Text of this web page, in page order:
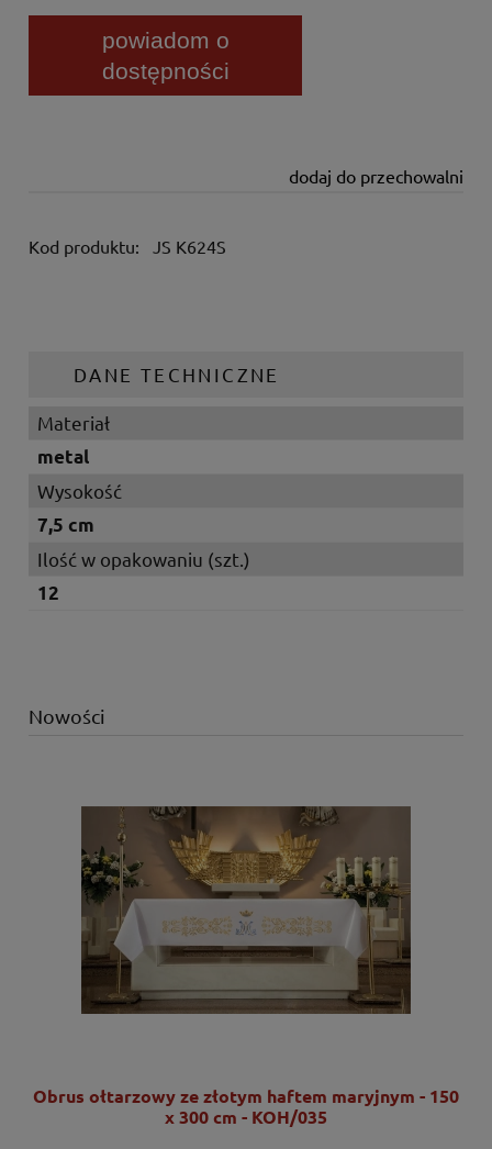
powiadom o
dostępności
dodaj do przechowalni
Kod produktu: JS K624S
DANE TECHNICZNE
Materiał
metal
Wysokość
7,5 cm
Ilość w opakowaniu (szt.)
12
Nowości
Obrus ołtarzowy ze złotym haftem maryjnym - 150
x 300 cm - KOH/035